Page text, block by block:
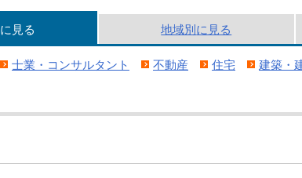
に見る 地域別 に見る
士業・コンサルタント 不動産 住宅 建築・